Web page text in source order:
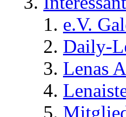
e.V.
Daily-
Lenas